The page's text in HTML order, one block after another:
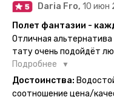
Daria Fro, 10 июн
Полет фантазии -
Отличная
тату очень подойдёт
эскиз им подойдёт на
держится на теле до 2
бояться мочить такие
Подробнее
Достоинства:
соотношение цена/